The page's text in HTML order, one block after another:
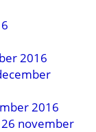
2016
2016
26 november